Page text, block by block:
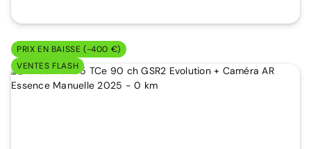
PRIX EN BAISSE (-400 €)
VENTES FLASH